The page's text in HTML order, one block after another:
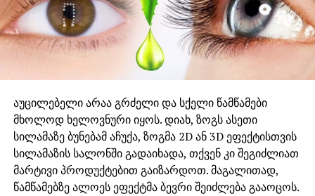
აუცილებელი არაა გრძელი და სქელი წამწამები
მხოლოდ ხელოვნური იყოს. დიახ, ზოგს ასეთი
სილამაზე ბუნებამ აჩუქა, ზოგმა 2D ან 3D ეფექტისთვის
სილამაზის სალონში გადაიხადა, თქვენ კი შეგიძლიათ
მარტივი პროდუქტებით გაიზარდოთ. მაგალითად,
წამწამებზე ალოეს ეფექტმა ბევრი შეიძლება გააოცოს.